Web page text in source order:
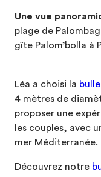
Une vue
plage de
gîte Palom’bolla à
Léa a choisi la
4 mètres de
proposer une
les couples, avec
mer Méditerranée.
Découvrez notre